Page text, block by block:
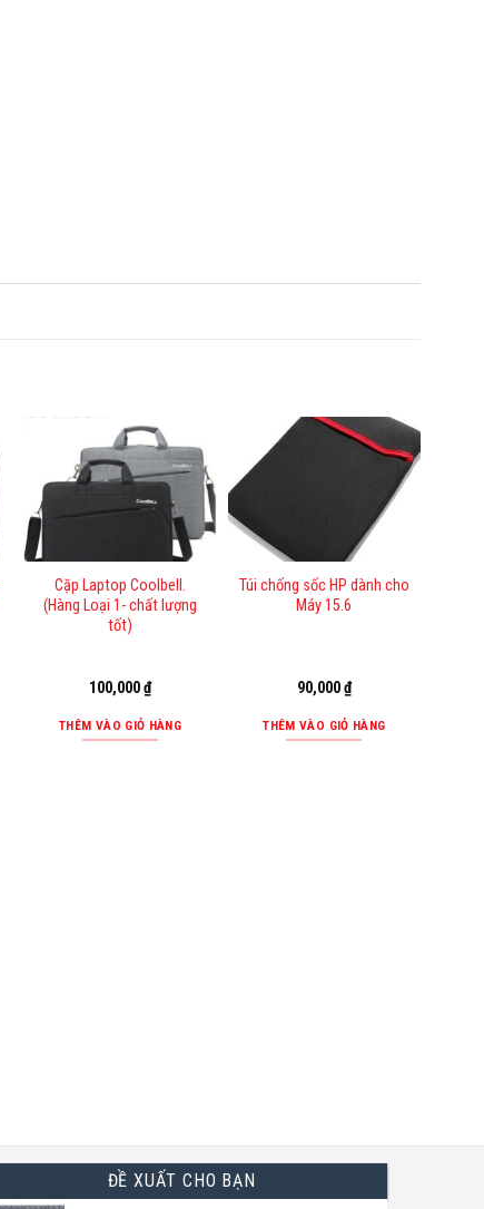
Cặp Laptop Coolbell.
(Hàng Loại 1- chất lượng
tốt)
100,000₫
THÊM VÀO GIỎ HÀNG
Túi chống sốc HP dành cho
Máy 15.6
90,000₫
THÊM VÀO GIỎ HÀNG
ĐỀ XUẤT CHO BẠN